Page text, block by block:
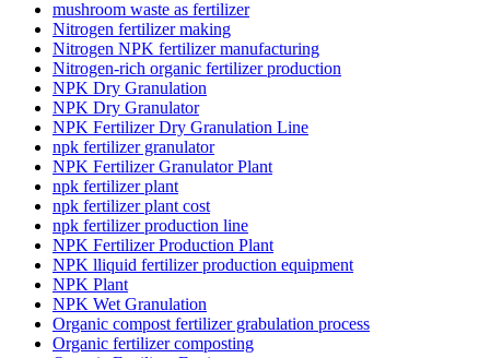
mushroom waste as fertilizer
Nitrogen fertilizer making
Nitrogen NPK fertilizer manufacturing
Nitrogen-rich organic fertilizer production
NPK Dry Granulation
NPK Dry Granulator
NPK Fertilizer Dry Granulation Line
npk fertilizer granulator
NPK Fertilizer Granulator Plant
npk fertilizer plant
npk fertilizer plant cost
npk fertilizer production line
NPK Fertilizer Production Plant
NPK lliquid fertilizer production equipment
NPK Plant
NPK Wet Granulation
Organic compost fertilizer grabulation process
Organic fertilizer composting